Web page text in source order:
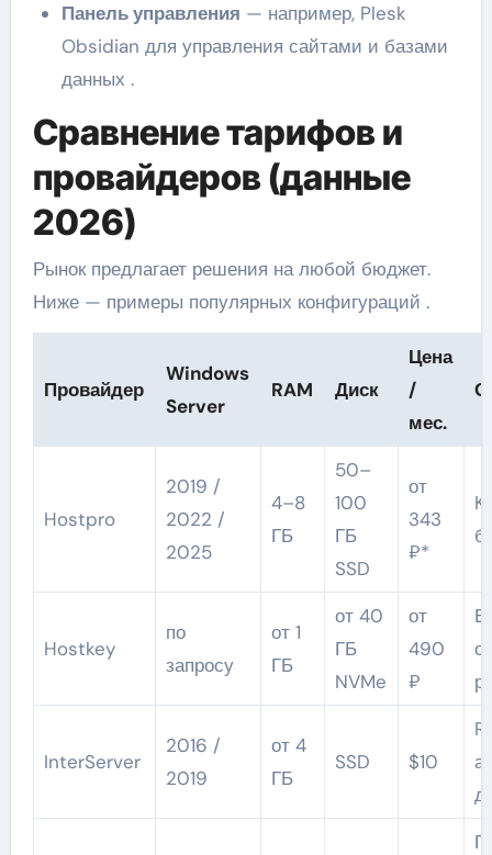
Панель управления — например, Plesk
Obsidian для управления сайтами и базами
данных .
Сравнение тарифов и
провайдеров (данные
2026)
Рынок предлагает решения на любой бюджет.
Ниже — примеры популярных конфигураций .
Провайдер
Windows
Server
RAM Диск
Цена
/
мес.
Hostpro
2019 /
2022 /
2025
4–8
ГБ
50–
100
ГБ
SSD
от
343
₽*
Hostkey
по
запросу
от 1
ГБ
от 40
ГБ
NVMe
от
490
₽
InterServer
2016 /
2019
от 4
ГБ
SSD $10